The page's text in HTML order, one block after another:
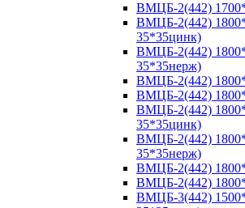
ВМЦБ-2(442)
ВМЦБ-2(442)
35*35цинк)
ВМЦБ-2(442)
35*35нерж)
ВМЦБ-2(442)
ВМЦБ-2(442)
ВМЦБ-2(442)
35*35цинк)
ВМЦБ-2(442)
35*35нерж)
ВМЦБ-2(442)
ВМЦБ-2(442)
ВМЦБ-3(442)